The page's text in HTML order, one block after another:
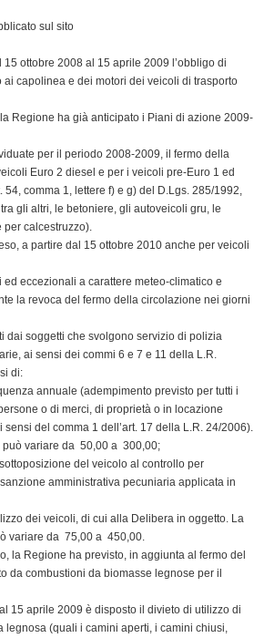
sul sito
ottobre 2008 al 15 aprile 2009 l’obbligo di
capolinea e dei motori dei veicoli di trasporto
Regione ha già anticipato i Piani di azione 2009-
per il periodo 2008-2009, il fermo della
Euro 2 diesel e per i veicoli pre-Euro 1 ed
comma 1, lettere f) e g) del D.Lgs. 285/1992,
gli altri, le betoniere, gli autoveicoli gru, le
calcestruzzo).
a partire dal 15 ottobre 2010 anche per veicoli
eccezionali a carattere meteo-climatico e
la revoca del fermo della circolazione nei giorni
dai soggetti che svolgono servizio di polizia
ai sensi dei commi 6 e 7 e 11 della L.R.
di:
annuale (adempimento previsto per tutti i
o di merci, di proprietà o in locazione
del comma 1 dell’art. 17 della L.R. 24/2006).
variare da  50,00 a  300,00;
del veicolo al controllo per
amministrativa pecuniaria applicata in
dei veicoli, di cui alla Delibera in oggetto. La
da  75,00 a  450,00.
la Regione ha previsto, in aggiunta al fermo del
da combustioni da biomasse legnose per il
15 aprile 2009 è disposto il divieto di utilizzo di
(quali i camini aperti, i camini chiusi,